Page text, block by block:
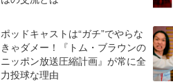
ポッドキャストは“ガチ”でやらな
きゃダメー！『トム・ブラウンの
ニッポン放送圧縮計画』が常に全
力投球な理由